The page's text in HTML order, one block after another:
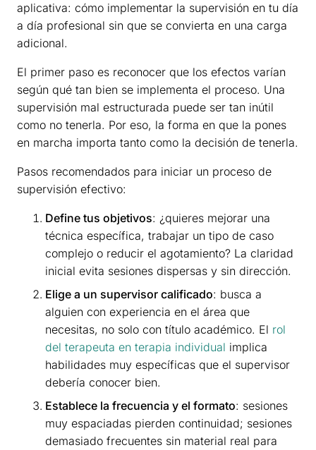
aplicativa: cómo implementar la supervisión en tu día
a día profesional sin que se convierta en una carga
adicional.
El primer paso es reconocer que los efectos varían
según qué tan bien se implementa el proceso. Una
supervisión mal estructurada puede ser tan inútil
como no tenerla. Por eso, la forma en que la pones
en marcha importa tanto como la decisión de tenerla.
Pasos recomendados para iniciar un proceso de
supervisión efectivo:
Define tus objetivos: ¿quieres mejorar una
técnica específica, trabajar un tipo de caso
complejo o reducir el agotamiento? La claridad
inicial evita sesiones dispersas y sin dirección.
Elige a un supervisor calificado: busca a
alguien con experiencia en el área que
necesitas, no solo con título académico. El rol
del terapeuta en terapia individual implica
habilidades muy específicas que el supervisor
debería conocer bien.
Establece la frecuencia y el formato: sesiones
muy espaciadas pierden continuidad; sesiones
demasiado frecuentes sin material real para